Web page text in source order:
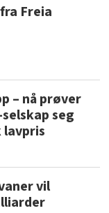
Freia
– nå prøver
seg
lavpris
vil